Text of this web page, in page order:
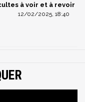
à voir et à revoir
12/02/2025, 18:40